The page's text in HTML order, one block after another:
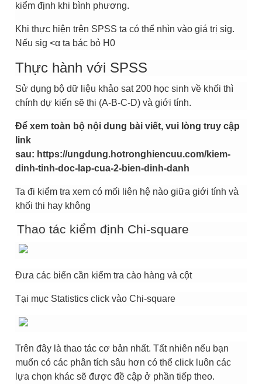
kiểm định khi bình phương.
Khi thực hiện trên SPSS ta có thể nhìn vào giá trị sig.
Nếu sig <α ta bác bỏ H0
Thực hành với SPSS
Sử dụng bộ dữ liệu khảo sat 200 học sinh về khối thì
chính dự kiến sẽ thi (A-B-C-D) và giới tính.
Để xem toàn bộ nội dung bài viết, vui lòng truy cập
link
sau: https://ungdung.hotronghiencuu.com/kiem-
dinh-tinh-doc-lap-cua-2-bien-dinh-danh
Ta đi kiểm tra xem có mối liên hệ nào giữa giới tính và
khối thi hay không
Thao tác kiểm định Chi-square
Đưa các biến cần kiểm tra cào hàng và cột
Tại mục Statistics click vào Chi-square
Trên đây là thao tác cơ bản nhất. Tất nhiên nếu bạn
muốn có các phân tích sâu hơn có thể click luôn các
lựa chọn khác sẽ được đề cập ở phần tiếp theo.